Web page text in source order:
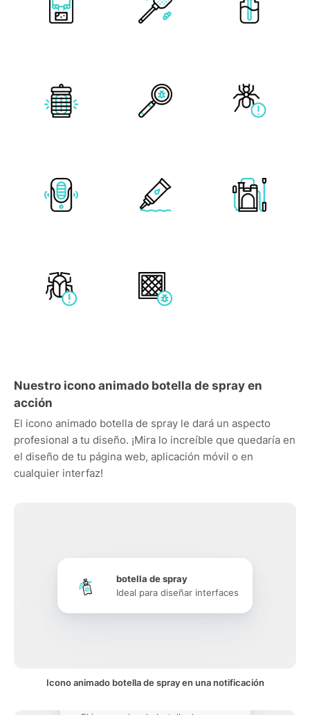
Nuestro icono animado botella de spray en
acción
El icono animado botella de spray le dará un aspecto
profesional a tu diseño. ¡Mira lo increíble que quedaría en
el diseño de tu página web, aplicación móvil o en
cualquier interfaz!
botella de spray
Ideal para diseñar interfaces
Icono animado botella de spray en una notificación